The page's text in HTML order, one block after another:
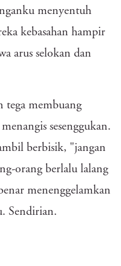
menyentuh
kebasahan hampir
arus selokan dan
tega membuang
sesenggukan.
berbisik, "jangan
orang berlalu lalang
menenggelamkan
Sendirian.